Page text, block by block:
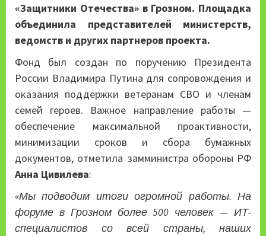
«Защитники Отечества» в Грозном. Площадка
объединила представителей министерств,
ведомств и других партнеров проекта.
Фонд был создан по поручению Президента
России Владимира Путина для сопровождения и
оказания поддержки ветеранам СВО и членам
семей героев. Важное направление работы —
обеспечение максимальной проактивности,
минимизации сроков и сбора бумажных
документов, отметила замминистра обороны РФ
Анна Цивилева:
«Мы подводим итоги огромной работы. На
форуме в Грозном более 500 человек — ИТ-
специалистов со всей страны, наших